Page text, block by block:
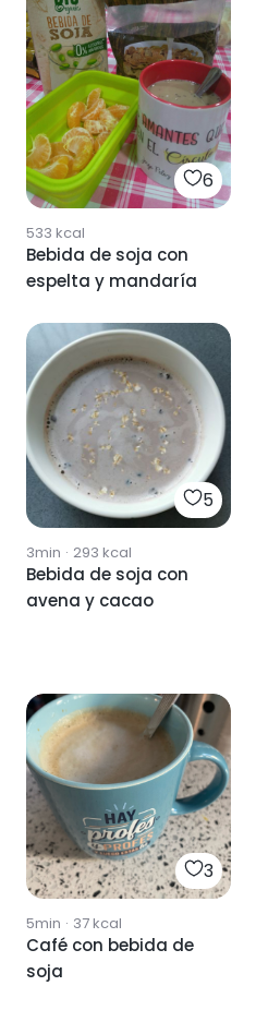
6
533 kcal
Bebida de soja con
espelta y mandaría
5
3min · 293 kcal
Bebida de soja con
avena y cacao
3
5min · 37kcal
Café con bebida de
soja